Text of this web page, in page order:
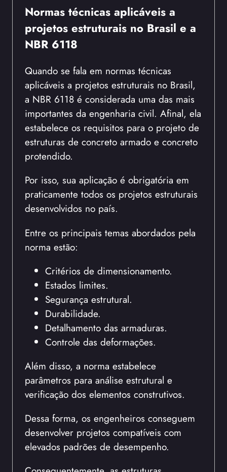
Normas técnicas aplicáveis a
projetos estruturais no Brasil e a
NBR 6118
Quando se fala em normas técnicas
aplicáveis a projetos estruturais no Brasil,
a NBR 6118 é considerada uma das mais
importantes da engenharia civil. Afinal, ela
estabelece os requisitos para o projeto de
estruturas de concreto armado e concreto
protendido.
Por isso, sua aplicação é obrigatória em
praticamente todos os projetos estruturais
desenvolvidos no país.
Entre os principais temas abordados pela
norma estão:
Critérios de dimensionamento.
Estados limites.
Segurança estrutural.
Durabilidade.
Detalhamento das armaduras.
Controle das deformações.
Além disso, a norma estabelece
parâmetros para análise estrutural e
verificação dos elementos construtivos.
Dessa forma, os engenheiros conseguem
desenvolver projetos compatíveis com
elevados padrões de desempenho.